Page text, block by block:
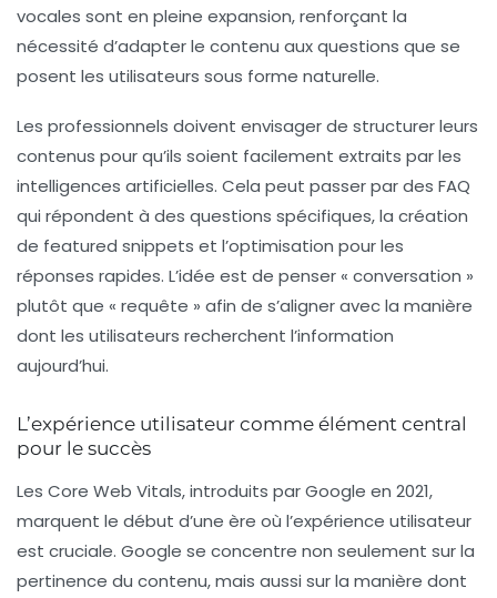
vocales sont en pleine expansion, renforçant la
nécessité d’adapter le contenu aux questions que se
posent les utilisateurs sous forme naturelle.
Les professionnels doivent envisager de structurer leurs
contenus pour qu’ils soient facilement extraits par les
intelligences artificielles. Cela peut passer par des FAQ
qui répondent à des questions spécifiques, la création
de featured snippets et l’optimisation pour les
réponses rapides. L’idée est de penser « conversation »
plutôt que « requête » afin de s’aligner avec la manière
dont les utilisateurs recherchent l’information
aujourd’hui.
L’expérience utilisateur comme élément central
pour le succès
Les Core Web Vitals, introduits par Google en 2021,
marquent le début d’une ère où l’expérience utilisateur
est cruciale. Google se concentre non seulement sur la
pertinence du contenu, mais aussi sur la manière dont